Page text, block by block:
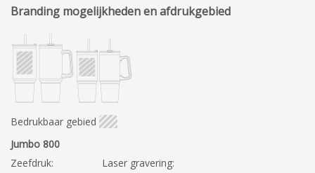
Branding mogelijkheden en afdrukgebied
Bedrukbaar gebied
Jumbo 800
Zeefdruk:
Laser gravering: